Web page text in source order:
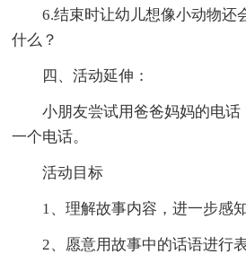
6.结束时让幼儿想像小动物还
什么？
四、活动延伸：
小朋友尝试用爸爸妈妈的电
一个电话。
活动目标
1、理解故事内容，进一步感
2、愿意用故事中的话语进行